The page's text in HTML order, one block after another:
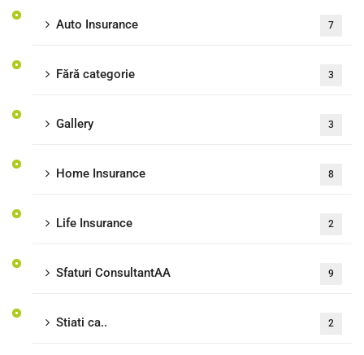
Auto Insurance 7
Fără categorie 3
Gallery 3
Home Insurance 8
Life Insurance 2
Sfaturi ConsultantAA 9
Stiati ca.. 2